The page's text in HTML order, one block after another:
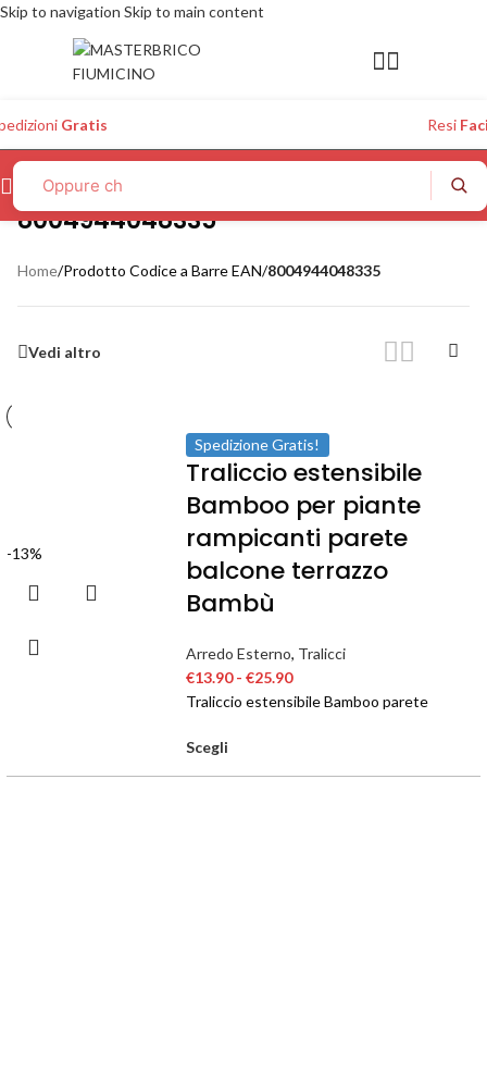
Skip to navigation Skip to main content
Gratis Resi
8004944048335
Home/Prodotto Codice a Barre EAN/8004944048335
Vedi altro
-13%
Spedizione Gratis!
Traliccio estensibile
Bamboo per piante
rampicanti parete
balcone terrazzo
Bambù
Arredo Esterno, Tralicci
€13.90 - €25.90
Traliccio estensibile Bamboo parete
Scegli